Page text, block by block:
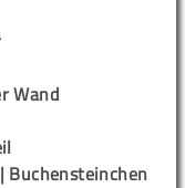
Wand
Buchensteinchen